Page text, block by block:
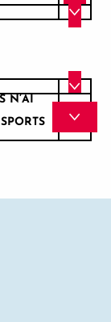
N’AI